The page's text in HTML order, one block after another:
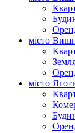
місто
місто